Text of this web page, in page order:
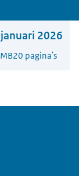
januari 2026
20 pagina's